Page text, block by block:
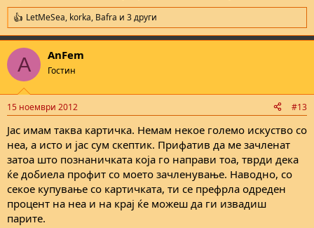
R
e
a
c
i
s
LetMeSea, korka, Bafra и 3 други
A AnFem
Гостин
15 ноември 2012 #13
Јас имам таква картичка. Немам некое големо искуство со
неа, а исто и јас сум скептик. Прифатив да ме зачленат
затоа што познаничката која го направи тоа, тврди дека
ќе добиела профит со моето зачленување. Наводно, со
секое купување со картичката, ти се префрла одреден
процент на неа и на крај ќе можеш да ги извадиш
парите.